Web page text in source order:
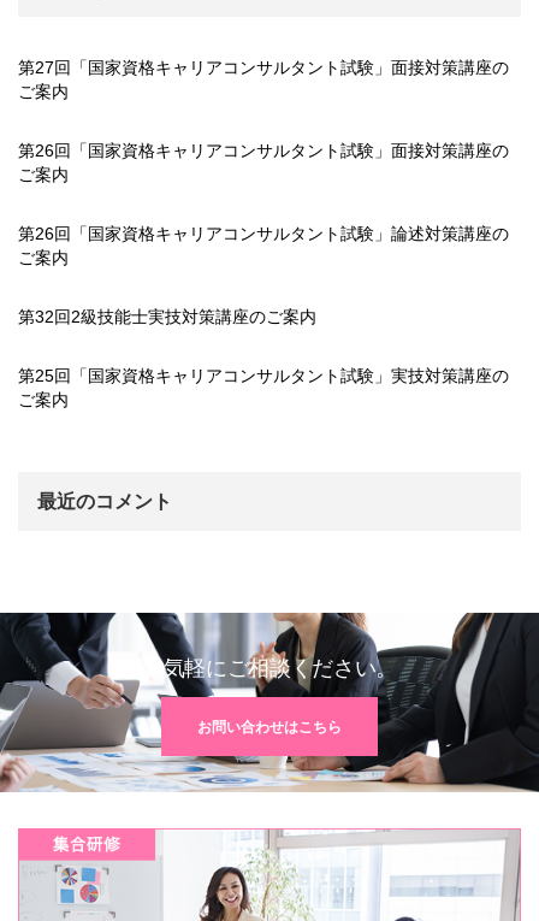
第27回「国家資格キャリアコンサルタント試験」面接対策講座の
ご案内
第26回「国家資格キャリアコンサルタント試験」面接対策講座の
ご案内
第26回「国家資格キャリアコンサルタント試験」論述対策講座の
ご案内
第32回2級技能士実技対策講座のご案内
第25回「国家資格キャリアコンサルタント試験」実技対策講座の
ご案内
最近のコメント
お気軽にご相談ください。
お問い合わせはこちら